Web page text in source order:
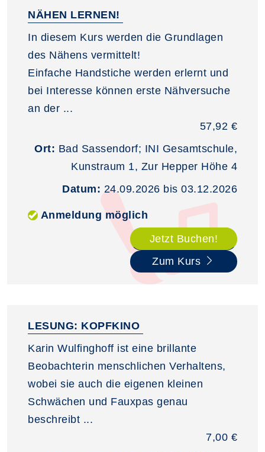
NÄHEN LERNEN!
In diesem Kurs werden die Grundlagen
des Nähens vermittelt!
Einfache Handstiche werden erlernt und
bei Interesse können erste Nähversuche
an der ...
57,92 €
Ort: Bad Sassendorf; INI Gesamtschule,
Kunstraum 1, Zur Hepper Höhe 4
Datum: 24.09.2026 bis 03.12.2026
Anmeldung möglich
Jetzt Buchen!
Zum Kurs
LESUNG: KOPFKINO
Karin Wulfinghoff ist eine brillante
Beobachterin menschlichen Verhaltens,
wobei sie auch die eigenen kleinen
Schwächen und Fauxpas genau
beschreibt ...
7,00 €